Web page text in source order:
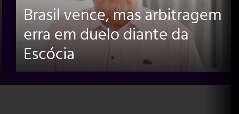
Brasil vence, mas arbitragem
erra em duelo diante da
Escócia